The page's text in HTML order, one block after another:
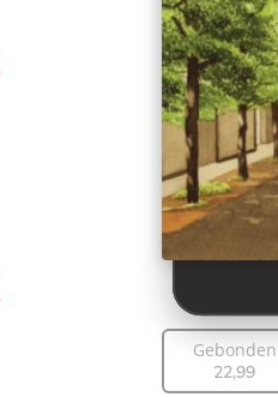
Gebonden
22,99